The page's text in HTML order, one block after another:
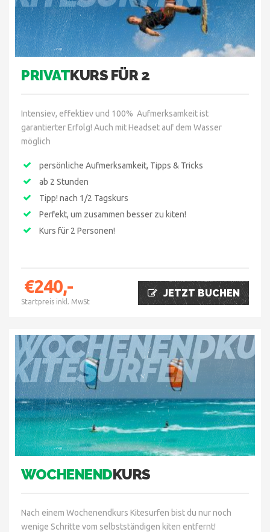
PRIVATKURS FÜR 2
Intensiev, effektiev und 100% Aufmerksamkeit ist
garantierter Erfolg! Auch mit Headset auf dem Wasser
möglich
persönliche Aufmerksamkeit, Tipps & Tricks
ab 2 Stunden
Tipp! nach 1/2 Tagskurs
Perfekt, um zusammen besser zu kiten!
Kurs für 2 Personen!
€240,-
Startpreis inkl. MwSt
JETZT BUCHEN
KITESURFEN
WOCHENENDKURS
Nach einem Wochenendkurs Kitesurfen bist du nur noch
wenige Schritte vom selbstständigen kiten entfernt!